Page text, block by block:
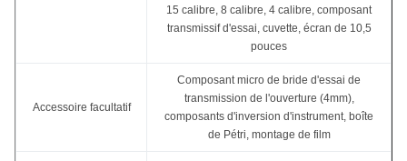
15 calibre, 8 calibre, 4 calibre, composant
transmissif d'essai, cuvette, écran de 10,5
pouces
Accessoire facultatif
Composant micro de bride d'essai de
transmission de l'ouverture (4mm),
composants d'inversion d'instrument, boîte
de Pétri, montage de film